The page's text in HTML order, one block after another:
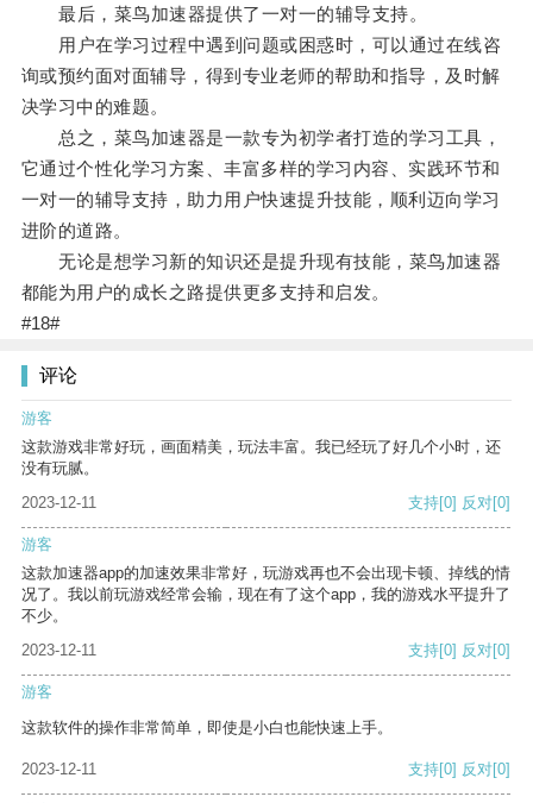
最后，菜鸟加速器提供了一对一的辅导支持。
用户在学习过程中遇到问题或困惑时，可以通过在线咨
询或预约面对面辅导，得到专业老师的帮助和指导，及时解
决学习中的难题。
总之，菜鸟加速器是一款专为初学者打造的学习工具，
它通过个性化学习方案、丰富多样的学习内容、实践环节和
一对一的辅导支持，助力用户快速提升技能，顺利迈向学习
进阶的道路。
无论是想学习新的知识还是提升现有技能，菜鸟加速器
都能为用户的成长之路提供更多支持和启发。
#18#
评论
游客
这款游戏非常好玩，画面精美，玩法丰富。我已经玩了好几个小时，还
没有玩腻。
2023-12-11
支持[0] 反对[0]
游客
这款加速器app的加速效果非常好，玩游戏再也不会出现卡顿、掉线的情
况了。我以前玩游戏经常会输，现在有了这个app，我的游戏水平提升了
不少。
2023-12-11
支持[0] 反对[0]
游客
这款软件的操作非常简单，即使是小白也能快速上手。
2023-12-11 支持[0] 反对[0]